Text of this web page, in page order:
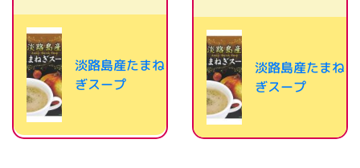
淡路島産たまね
ぎスープ
淡路島産たまね
ぎスープ